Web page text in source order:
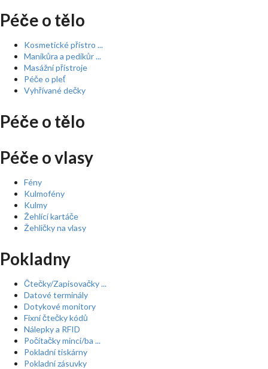
Péče o tělo
Kosmetické přístro ...
Manikůra a pedikůr ...
Masážní přístroje
Péče o pleť
Vyhřívané dečky
Péče o tělo
Péče o vlasy
Fény
Kulmofény
Kulmy
Žehlící kartáče
Žehličky na vlasy
Pokladny
Čtečky/Zapisovačky ...
Datové terminály
Dotykové monitory
Fixní čtečky kódů
Nálepky a RFID
Počítačky mincí/ba ...
Pokladní tiskárny
Pokladní zásuvky